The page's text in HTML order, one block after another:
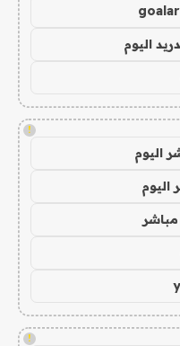
اليوم
!
اليوم
اليوم
مباشر
!